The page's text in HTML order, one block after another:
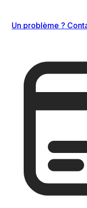
Un problème ?